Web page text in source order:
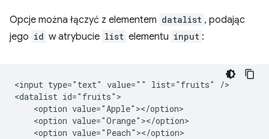
Opcje można łączyć z elementem datalist , podając
jego id w atrybucie list elementu input :
<input type="text" value="" list="fruits" />
<datalist id="fruits">
    <option value="Apple"></option>
    <option value="Orange"></option>
    <option value="Peach"></option>